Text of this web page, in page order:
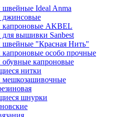
Ideal Anma
джинсовые
капроновые AKBEL
вышивки Sanbest
швейные "Красная Нить"
особо прочные
капроновые
нитки
мешкозашивочные
шнурки